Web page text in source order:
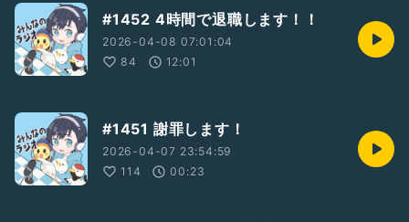
#1452 4時間で退職します！！
2026-04-08 07:01:04
84
12:01
#1451 謝罪します！
2026-04-07 23:54:59
114
00:23